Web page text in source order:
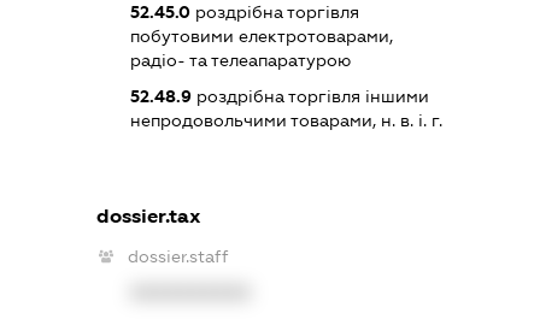
52.45.0роздрібна торгівля
побутовими електротоварами,
радіо- та телеапаратурою
52.48.9роздрібна торгівля іншими
непродовольчими товарами, н. в. і. г.
dossier.tax
dossier.staff